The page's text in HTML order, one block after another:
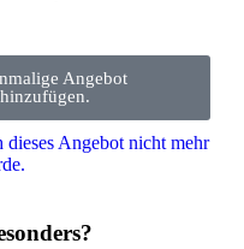
Angebot
dieses Angebot nicht mehr